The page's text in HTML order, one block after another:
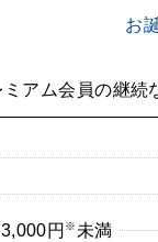
お
アム会員の継続
円 ※ 未満